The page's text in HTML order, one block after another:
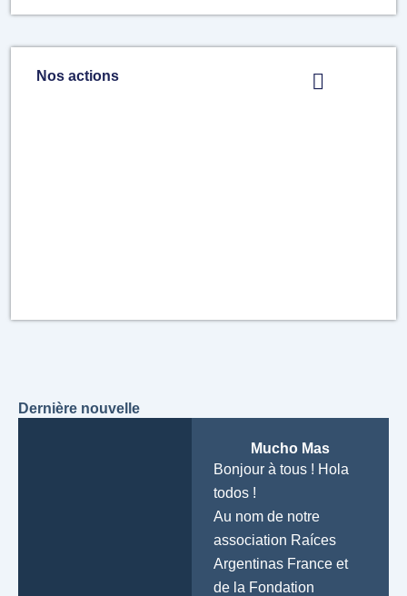
Nos actions
Dernière nouvelle
Mucho Mas
Bonjour à tous ! Hola
todos !
Au nom de notre
association Raíces
Argentinas France et
de la Fondation